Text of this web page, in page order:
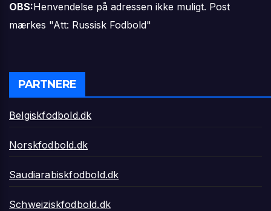
OBS:Henvendelse på adressen ikke muligt. Post
mærkes "Att: Russisk Fodbold"
PARTNERE
Belgiskfodbold.dk
Norskfodbold.dk
Saudiarabiskfodbold.dk
Schweiziskfodbold.dk